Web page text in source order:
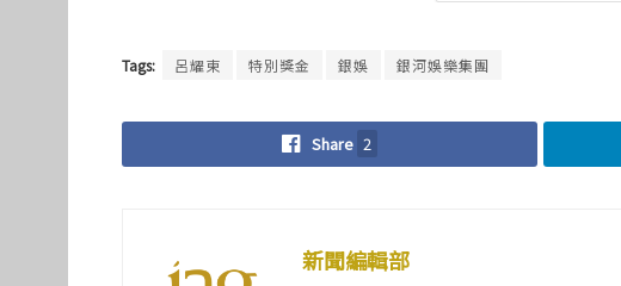
Tags: 呂耀東 特別獎金 銀娛 銀河娛樂集團
Share 2
新聞編輯部